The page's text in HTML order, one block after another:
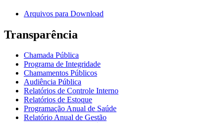
Arquivos para Download
Transparência
Chamada Pública
Programa de Integridade
Chamamentos Públicos
Audiência Pública
Relatórios de Controle Interno
Relatórios de Estoque
Programação Anual de Saúde
Relatório Anual de Gestão